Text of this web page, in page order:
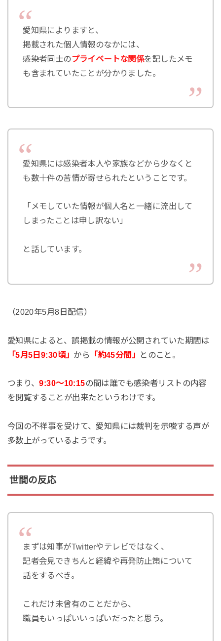
愛知県によりますと、
掲載された個人情報のなかには、
感染者同士のプライベートな関係を記したメモ
も含まれていたことが分かりました。
愛知県には感染者本人や家族などから少なくと
も数十件の苦情が寄せられたということです。
「メモしていた情報が個人名と一緒に流出して
しまったことは申し訳ない」
と話しています。
（2020年5月8日配信）
愛知県によると、誤掲載の情報が公開されていた期間は
「5月5日9:30頃」 から 「約45分間」 とのこと。
つまり、9:30～10:15の間は誰でも感染者リストの内容
を閲覧することが出来たというわけです。
今回の不祥事を受けて、愛知県には裁判を示唆する声が
多数上がっているようです。
世間の反応
まずは知事がTwitterやテレビではなく、
記者会見できちんと経緯や再発防止策について
話をするべき。
これだけ未曾有のことだから、
職員もいっぱいいっぱいだったと思う。